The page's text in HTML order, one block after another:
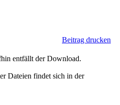
Beitrag drucken
entfällt der Download.
Dateien findet sich in der